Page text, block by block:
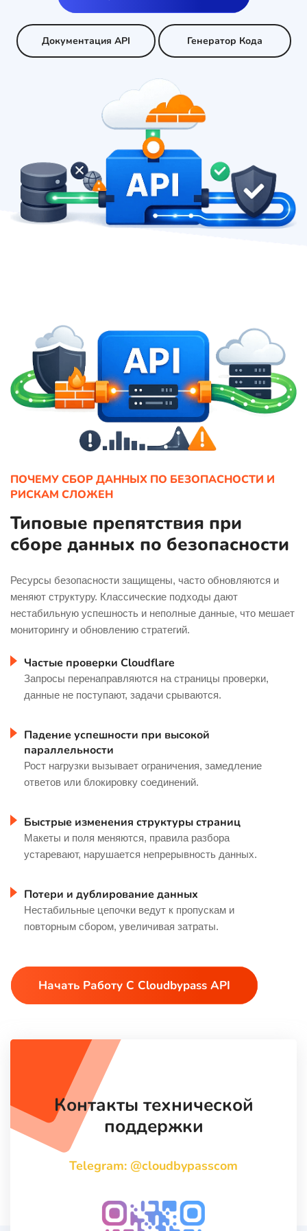
Документация API Генератор Кода
ПОЧЕМУ СБОР ДАННЫХ ПО БЕЗОПАСНОСТИ И
РИСКАМ СЛОЖЕН
Типовые препятствия при
сборе данных по безопасности
Ресурсы безопасности защищены, часто обновляются и
меняют структуру. Классические подходы дают
нестабильную успешность и неполные данные, что мешает
мониторингу и обновлению стратегий.
Частые проверки Cloudflare
Запросы перенаправляются на страницы проверки,
данные не поступают, задачи срываются.
Падение успешности при высокой
параллельности
Рост нагрузки вызывает ограничения, замедление
ответов или блокировку соединений.
Быстрые изменения структуры страниц
Макеты и поля меняются, правила разбора
устаревают, нарушается непрерывность данных.
Потери и дублирование данных
Нестабильные цепочки ведут к пропускам и
повторным сбором, увеличивая затраты.
Начать Работу С Cloudbypass API
Контакты технической
поддержки
Telegram: @cloudbypasscom